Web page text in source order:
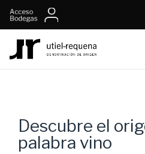
Descubre el
palabra vino